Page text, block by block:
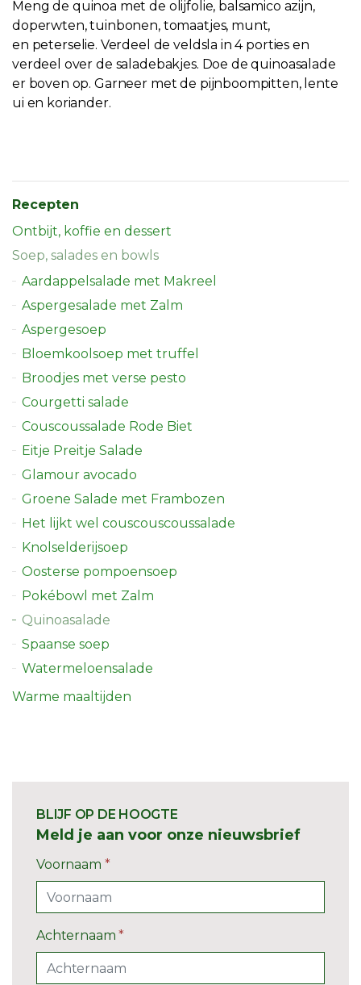
Meng de quinoa met de olijfolie, balsamico azijn,
doperwten, tuinbonen, tomaatjes, munt,
en peterselie. Verdeel de veldsla in 4 porties en
verdeel over de saladebakjes. Doe dequinoasalade
er boven op. Garneer met de pijnboompitten, lente
ui en koriander.
Recepten
Ontbijt, koffie en dessert
Soep, salades en bowls
Aardappelsalade met Makreel
Aspergesalade met Zalm
Aspergesoep
Bloemkoolsoep met truffel
Broodjes met verse pesto
Courgetti salade
Couscoussalade Rode Biet
Eitje Preitje Salade
Glamour avocado
Groene Salade met Frambozen
Het lijkt wel couscouscoussalade
Knolselderijsoep
Oosterse pompoensoep
Pokébowl met Zalm
Quinoasalade
Spaanse soep
Watermeloensalade
Warme maaltijden
BLIJF OP DE HOOGTE
Meld je aan voor onze nieuwsbrief
Voornaam *
Achternaam*